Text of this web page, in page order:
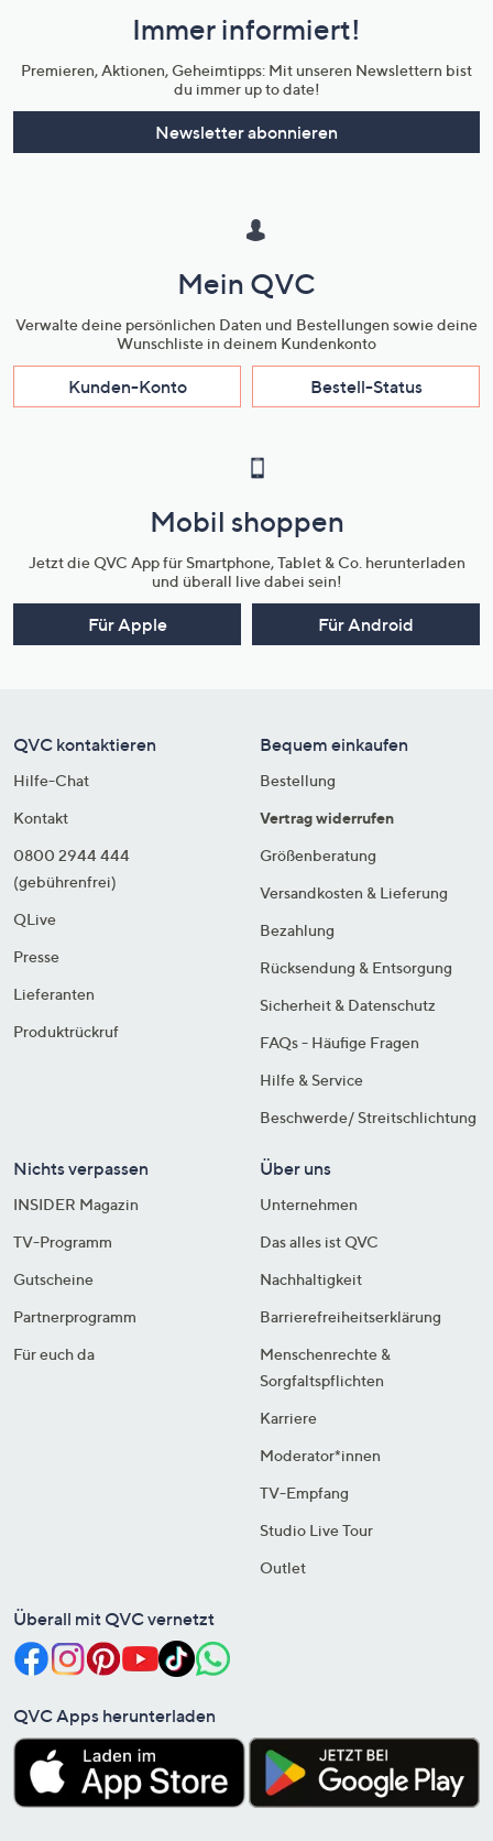
Unternehmensinformationen
Immer informiert!
Premieren, Aktionen, Geheimtipps: Mit unseren Newslettern bist
du immer up to date!
Newsletter abonnieren
Mein QVC
Verwalte deine persönlichen Daten und Bestellungen sowie deine
Wunschliste in deinem Kundenkonto
Kunden-Konto Bestell-Status
Mobil shoppen
Jetzt die QVC App für Smartphone, Tablet & Co. herunterladen
und überall live dabei sein!
Für Apple Für Android
QVC kontaktieren
Hilfe-Chat
Kontakt
0800 2944 444
(gebührenfrei)
QLive
Presse
Lieferanten
Produktrückruf
Bequem einkaufen
Bestellung
Vertrag widerrufen
Größenberatung
Versandkosten & Lieferung
Bezahlung
Rücksendung & Entsorgung
Sicherheit & Datenschutz
FAQs - Häufige Fragen
Hilfe & Service
Beschwerde/ Streitschlichtung
Nichts verpassen
INSIDER Magazin
TV-Programm
Gutscheine
Partnerprogramm
Für euch da
Über uns
Unternehmen
Das alles ist QVC
Nachhaltigkeit
Barrierefreiheitserklärung
Menschenrechte &
Sorgfaltspflichten
Karriere
Moderator*innen
TV-Empfang
Studio Live Tour
Outlet
Überall mit QVC vernetzt
QVC Apps herunterladen